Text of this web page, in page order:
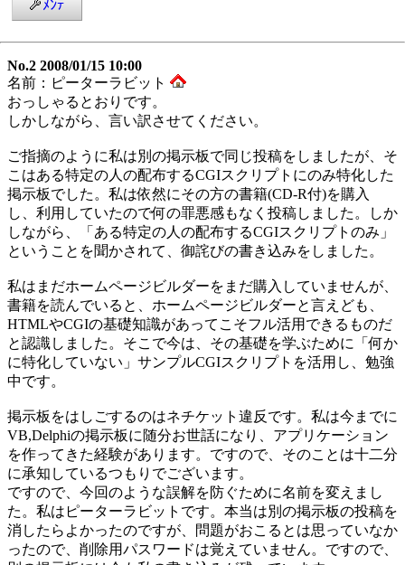
ﾒﾝﾃ
No.2 2008/01/15 10:00
名前：ピーターラビット
おっしゃるとおりです。
しかしながら、言い訳させてください。
ご指摘のように私は別の掲示板で同じ投稿をしましたが、そ
こはある特定の人の配布するCGIスクリプトにのみ特化した
掲示板でした。私は依然にその方の書籍(CD-R付)を購入
し、利用していたので何の罪悪感もなく投稿しました。しか
しながら、「ある特定の人の配布するCGIスクリプトのみ」
ということを聞かされて、御詫びの書き込みをしました。
私はまだホームページビルダーをまだ購入していませんが、
書籍を読んでいると、ホームページビルダーと言えども、
HTMLやCGIの基礎知識があってこそフル活用できるものだ
と認識しました。そこで今は、その基礎を学ぶために「何か
に特化していない」サンプルCGIスクリプトを活用し、勉強
中です。
掲示板をはしごするのはネチケット違反です。私は今までに
VB,Delphiの掲示板に随分お世話になり、アプリケーション
を作ってきた経験があります。ですので、そのことは十二分
に承知しているつもりでございます。
ですので、今回のような誤解を防ぐために名前を変えまし
た。私はピーターラビットです。本当は別の掲示板の投稿を
消したらよかったのですが、問題がおこるとは思っていなか
ったので、削除用パスワードは覚えていません。ですので、